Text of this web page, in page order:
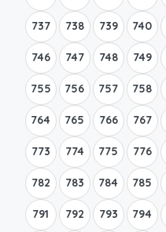
737 738 739 740
746 747 748 749
755 756 757 758
764 765 766 767
773 774 775 776
782 783 784 785
791 792 793 794